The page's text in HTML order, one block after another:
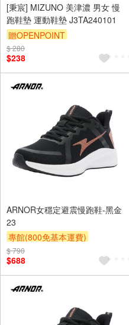
[秉宸] MIZUNO 美津濃 男女 慢
跑鞋墊 運動鞋墊 J3TA240101
贈OPENPOINT
$ 280
$238
ARNOR女穩定避震慢跑鞋-黑金
23
專館(800免基本運費)
滿額9折
$ 790
$688